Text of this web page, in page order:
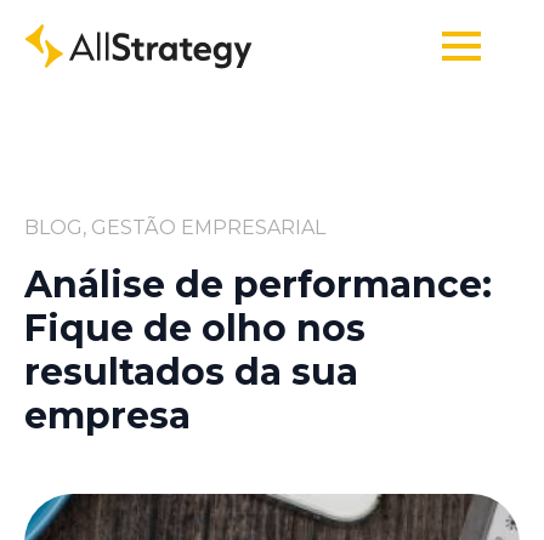
BLOG, GESTÃO EMPRESARIAL
Análise de performance:
Fique de olho nos
resultados da sua
empresa